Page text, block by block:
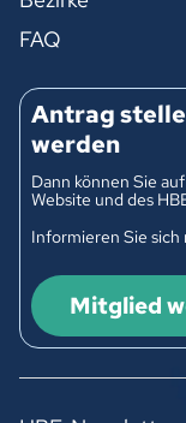
FAQ
Antrag
werden
Dann können Sie
Website und des
Informieren Sie sich
Mitglied